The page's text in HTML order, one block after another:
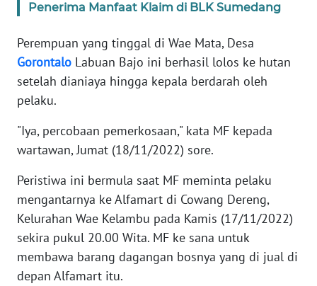
Penerima Manfaat Klaim di BLK Sumedang
Perempuan yang tinggal di Wae Mata, Desa
Gorontalo Labuan Bajo ini berhasil lolos ke hutan
setelah dianiaya hingga kepala berdarah oleh
pelaku.
"Iya, percobaan pemerkosaan," kata MF kepada
wartawan, Jumat (18/11/2022) sore.
Peristiwa ini bermula saat MF meminta pelaku
mengantarnya ke Alfamart di Cowang Dereng,
Kelurahan Wae Kelambu pada Kamis (17/11/2022)
sekira pukul 20.00 Wita. MF ke sana untuk
membawa barang dagangan bosnya yang di jual di
depan Alfamart itu.
Wahana
Regional
WN
SUMUT
WN
JAKARTA
WN
JABAR
WN
BANTEN